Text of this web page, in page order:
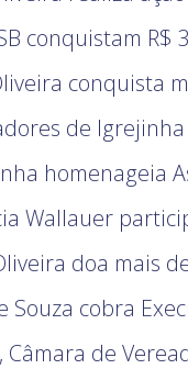
conquistam
conquista
de
homenageia
Wallauer
doa mais
Souza cobra
Câmara de